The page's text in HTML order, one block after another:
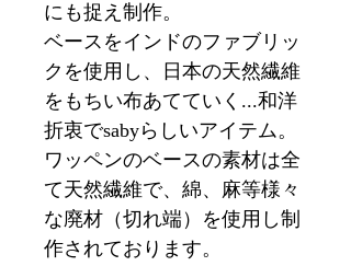
にも捉え制作。
ベースをインドのファブリッ
クを使用し、日本の天然繊維
をもちい布あてていく...和洋
折衷でsabyらしいアイテム。
ワッペンのベースの素材は全
て天然繊維で、綿、麻等様々
な廃材（切れ端）を使用し制
作されております。